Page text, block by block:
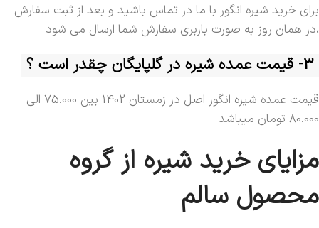
برای خرید شیره انگور با ما در تماس باشید و بعد از ثبت سفارش
،در همان روز به صورت باربری سفارش شما ارسال می شود
3- قیمت عمده شیره در گلپایگان چقدر است ؟
قیمت عمده شیره انگور اصل در زمستان 1402 بین 75.000 الی
80.000 تومان میباشد
مزایای خرید شیره از گروه
محصول سالم